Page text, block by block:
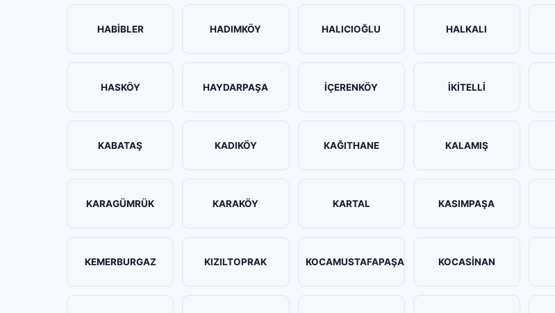
HABİBLER HADIMKÖY HALICIOĞLU HALKALI
HASKÖY HAYDARPAŞA İÇERENKÖY İKİTELLİ
KABATAŞ KADIKÖY KAĞITHANE KALAMIŞ
KARAGÜMRÜK KARAKÖY KARTAL KASIMPAŞA
KEMERBURGAZ KIZILTOPRAK KOCAMUSTAFAPAŞA KOCASİNAN